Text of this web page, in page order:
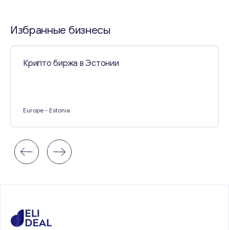
Избранные бизнесы
Крипто биржа в Эстонии
Europe - Estonia